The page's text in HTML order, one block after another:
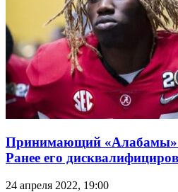
Принимающий «Алабамы»
Ранее его
24 апреля 2022, 19:00